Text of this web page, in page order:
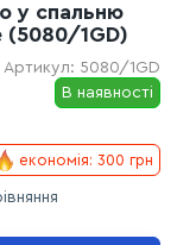
у спальню
(5080/1GD)
Артикул: 5080/1GD
В наявності
економія: 300 грн